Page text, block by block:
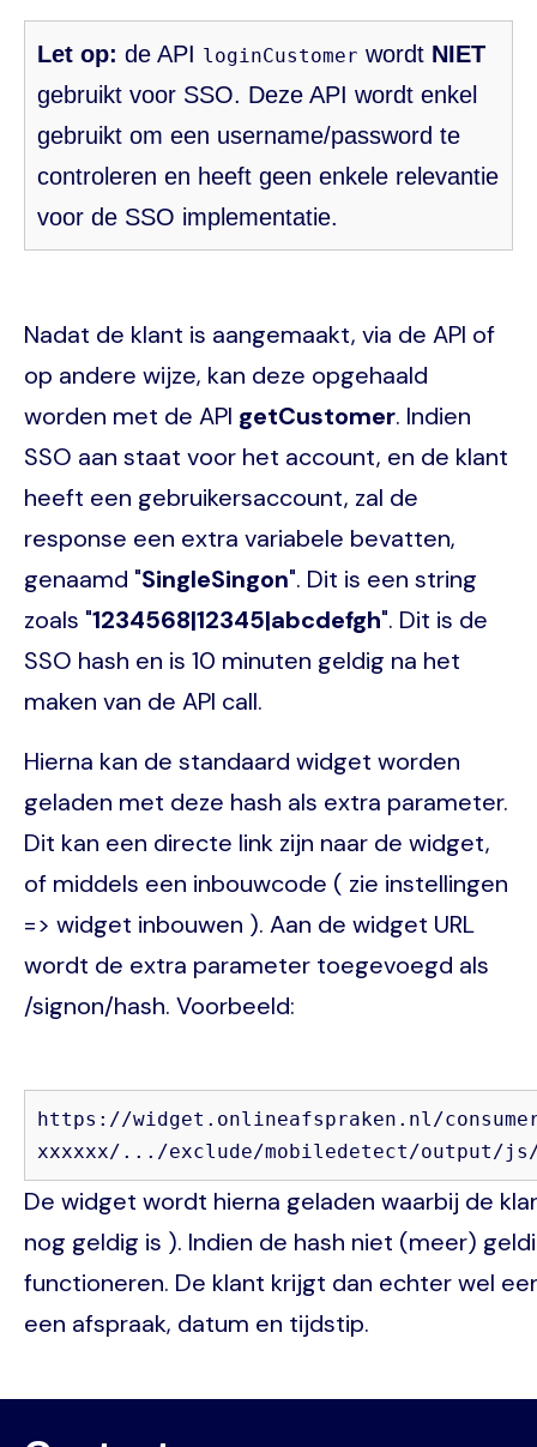
Let op: de API loginCustomer wordt NIET
gebruikt voor SSO. Deze API wordt enkel
gebruikt om een username/password te
controleren en heeft geen enkele relevantie
voor de SSO implementatie.
Nadat de klant is aangemaakt, via de API of
op andere wijze, kan deze opgehaald
worden met de API getCustomer. Indien
SSO aan staat voor het account, en de klant
heeft een gebruikersaccount, zal de
response een extra variabele bevatten,
genaamd "SingleSingon". Dit is een string
zoals "1234568|12345|abcdefgh". Dit is de
SSO hash en is 10 minuten geldig na het
maken van de API call.
Hierna kan de standaard widget worden
geladen met deze hash als extra parameter.
Dit kan een directe link zijn naar de widget,
of middels een inbouwcode ( zie instellingen
=> widget inbouwen ). Aan de widget URL
wordt de extra parameter toegevoegd als
/signon/hash. Voorbeeld:
https://widget.onlineafspraken.nl/
xxxxxx/.../exclude/mobiledetect/output/js/
De widget wordt hierna geladen waarbij de
nog geldig is ). Indien de hash niet (meer)
functioneren. De klant krijgt dan echter wel
een afspraak, datum en tijdstip.